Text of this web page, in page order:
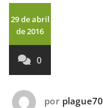
29 de abril
de 2016
0
por plague70